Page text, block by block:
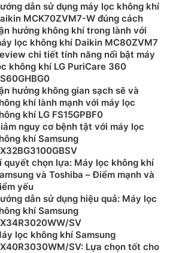
không khí thông thường bao
khung máy, bộ phận quạt hút và
trò đảm bảo an toàn cho sản
chế tạo từ nhựa cứng có tác
các bộ phận bên trong máy hút:
các linh kiện điện tử. Để không bị
bẩn, vi khuẩn xâm nhập làm hư
từng hãng sản xuất, phần quạt hút
phía trước hoặc sau máy. Bởi thế
sản phẩm rất cần chú ý đến bộ
phận này có tác dụng hút không
độ hút sạch của quạt sẽ phụ thuộc
hiệu suất của quạt hút. Để có
quạt hút thường được sử dụng
dẫn sử dụng máy lọc không khí
MCK70ZVM7-W đúng cách
hưởng không khí trong lành với
lọc không khí Daikin MC80ZVM7
chi tiết tính năng nổi bật máy
không khí LG PuriCare 360
hưởng không gian sạch sẽ và
khí lành mạnh với máy lọc
khí LG FS15GPBF0
nguy cơ bệnh tật với máy lọc
khí Samsung
quyết chọn lựa: Máy lọc không khí
và Toshiba – Điểm mạnh và
yếu
dẫn sử dụng hiệu quả: Máy lọc
khí Samsung
SV
lọc không khí Samsung
SV: Lựa chọn tốt cho